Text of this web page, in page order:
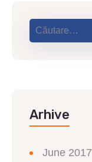
Arhive
June 2017